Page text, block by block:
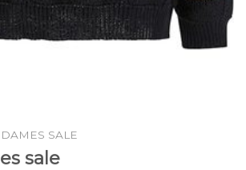
SALE
sale